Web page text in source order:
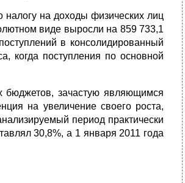
на доходы физических лиц
виде выросли на 859 733,1
в консолидированный
когда поступления по основной
бюджетов, зачастую являющимся
на увеличение своего роста,
период практически
30,8%, а 1 января 2011 года